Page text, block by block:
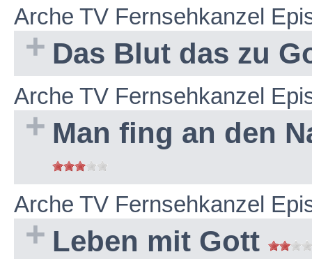
Arche TV Fernsehkanzel
Das Blut das zu
Arche TV Fernsehkanzel
Man fing an den
Arche TV Fernsehkanzel
Leben mit Gott